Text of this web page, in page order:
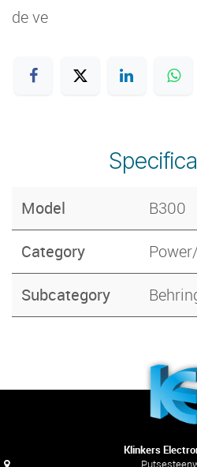
de ve
Model B300
Category
Subcategory
Klinkers